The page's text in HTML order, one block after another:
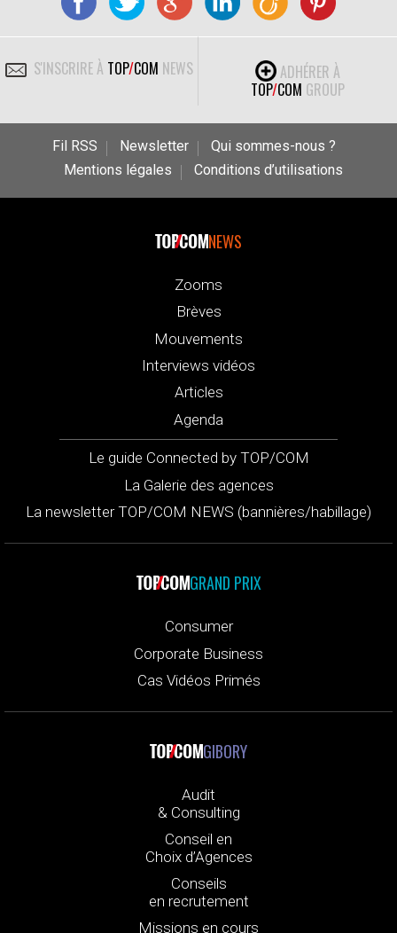
S'INSCRIRE À TOP/COM NEWS
ADHÉRER À
TOP/COM GROUP
Fil RSS Newsletter
Qui sommes-nous ?
Mentions légales
Conditions d’utilisations
NEWS
Zooms
Brèves
Mouvements
Interviews vidéos
Articles
Agenda
Le guide Connected by TOP/COM
La Galerie des agences
La newsletter TOP/COM NEWS (bannières/habillage)
GRAND PRIX
Consumer
Corporate Business
Cas Vidéos Primés
GIBORY
Audit
& Consulting
Conseil en
Choix d’Agences
Conseils
en recrutement
Missions en cours